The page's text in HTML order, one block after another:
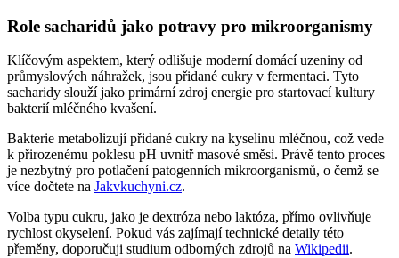
Role sacharidů jako potravy pro mikroorganismy
Klíčovým aspektem, který odlišuje moderní domácí uzeniny od
průmyslových náhražek, jsou přidané cukry v fermentaci. Tyto
sacharidy slouží jako primární zdroj energie pro startovací kultury
bakterií mléčného kvašení.
Bakterie metabolizují přidané cukry na kyselinu mléčnou, což vede
k přirozenému poklesu pH uvnitř masové směsi. Právě tento proces
je nezbytný pro potlačení patogenních mikroorganismů, o čemž se
více dočtete na Jakvkuchyni.cz.
Volba typu cukru, jako je dextróza nebo laktóza, přímo ovlivňuje
rychlost okyselení. Pokud vás zajímají technické detaily této
přeměny, doporučuji studium odborných zdrojů na Wikipedii.